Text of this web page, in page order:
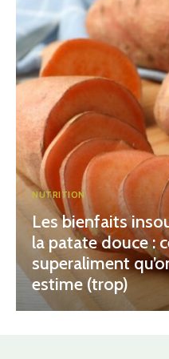
NUTRITION
Les bienfaits
la patate douce :
superaliment
estime (trop)